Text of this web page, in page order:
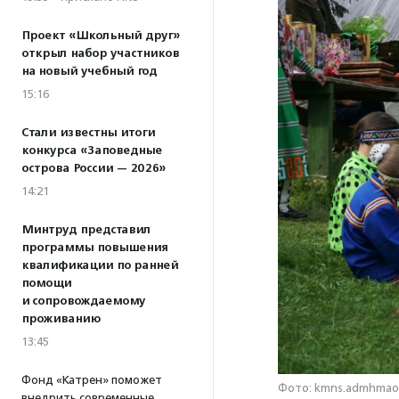
Проект «Школьный друг»
открыл набор участников
на новый учебный год
15:16
Стали известны итоги
конкурса «Заповедные
острова России — 2026»
14:21
Минтруд представил
программы повышения
квалификации по ранней
помощи
и сопровождаемому
проживанию
13:45
Фонд «Катрен» поможет
Фото: